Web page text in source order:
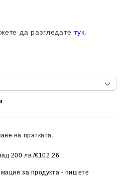
да разгледатетук
на пратката.
200 лв./€102,26.
за продукта - пишете